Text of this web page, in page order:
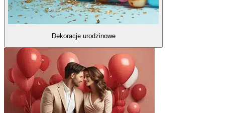
Dekoracje urodzinowe